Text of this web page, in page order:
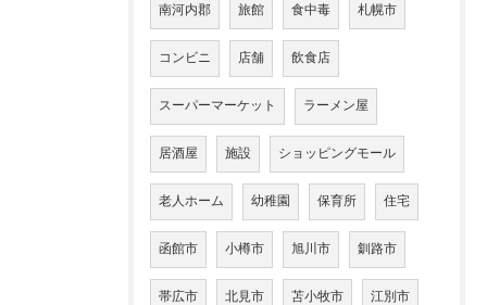
南河内郡 旅館 食中毒 札幌市
コンビニ 店舗 飲食店
スーパーマーケット ラーメン屋
居酒屋 施設 ショッピングモール
老人ホーム 幼稚園 保育所 住宅
函館市 小樽市 旭川市 釧路市
帯広市 北見市 苫小牧市 江別市